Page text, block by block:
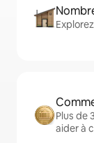
Plus de
aider à